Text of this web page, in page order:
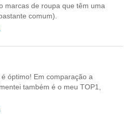
marcas de roupa que têm uma
comum).
óptimo! Em comparação a
também é o meu TOP1,